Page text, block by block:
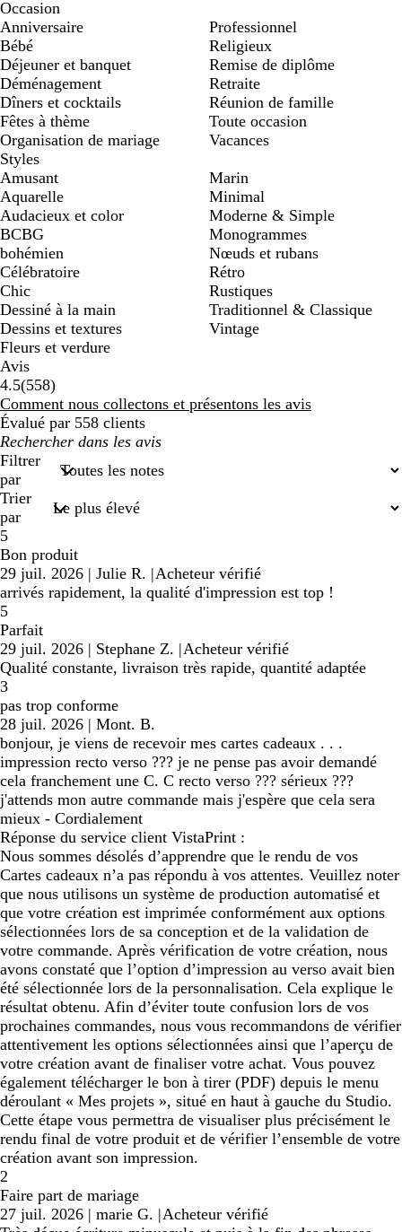
Occasion
Anniversaire
Bébé
Déjeuner et banquet
Déménagement
Dîners et cocktails
Fêtes à thème
Organisation de mariage
Professionnel
Religieux
Remise de diplôme
Retraite
Réunion de famille
Toute occasion
Vacances
Styles
Amusant
Aquarelle
Audacieux et color
BCBG
bohémien
Célébratoire
Chic
Dessiné à la main
Dessins et textures
Fleurs et verdure
Marin
Minimal
Moderne & Simple
Monogrammes
Nœuds et rubans
Rétro
Rustiques
Traditionnel & Classique
Vintage
Avis
4.5(558558
avis
)
Comment nous collectons et présentons les avis
Évalué par 558 clients
Mes
recherches
saisies
Filtrer
par
Trier
par
5
Bon produit
29 juil. 2026 | Julie R. |Acheteur vérifié
arrivés rapidement, la qualité d'impression est top !
5
Parfait
29 juil. 2026 | Stephane Z. |Acheteur vérifié
Qualité constante, livraison très rapide, quantité adaptée
3
pas trop conforme
28 juil. 2026 | Mont. B.
bonjour, je viens de recevoir mes cartes cadeaux . . .
impression recto verso ??? je ne pense pas avoir demandé
cela franchement une C. C recto verso ??? sérieux ???
j'attends mon autre commande mais j'espère que cela sera
mieux - Cordialement
Réponse du service client VistaPrint :
Nous sommes désolés d’apprendre que le rendu de vos
Cartes cadeaux n’a pas répondu à vos attentes. Veuillez noter
que nous utilisons un système de production automatisé et
que votre création est imprimée conformément aux options
sélectionnées lors de sa conception et de la validation de
votre commande. Après vérification de votre création, nous
avons constaté que l’option d’impression au verso avait bien
été sélectionnée lors de la personnalisation. Cela explique le
résultat obtenu. Afin d’éviter toute confusion lors de vos
prochaines commandes, nous vous recommandons de vérifier
attentivement les options sélectionnées ainsi que l’aperçu de
votre création avant de finaliser votre achat. Vous pouvez
également télécharger le bon à tirer (PDF) depuis le menu
déroulant « Mes projets », situé en haut à gauche du Studio.
Cette étape vous permettra de visualiser plus précisément le
rendu final de votre produit et de vérifier l’ensemble de votre
création avant son impression.
2
Faire part de mariage
27 juil. 2026 | marie G. |Acheteur vérifié